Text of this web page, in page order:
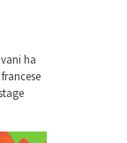
ha